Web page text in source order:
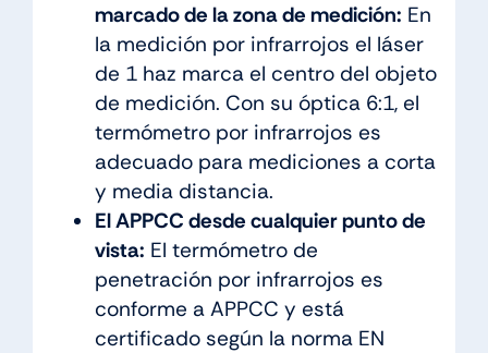
marcado de la zona de medición: En
la medición por infrarrojos el láser
de 1 haz marca el centro del objeto
de medición. Con su óptica 6:1, el
termómetro por infrarrojos es
adecuado para mediciones a corta
y media distancia.
El APPCC desde cualquier punto de
vista: El termómetro de
penetración por infrarrojos es
conforme a APPCC y está
certificado según la norma EN